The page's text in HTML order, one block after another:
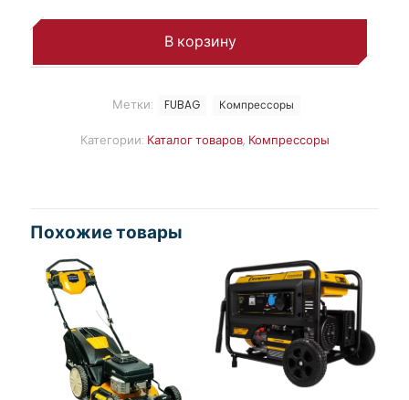
В корзину
Категории: Каталог товаров, Компрессоры
Метки: FUBAG Компрессоры
Похожие товары